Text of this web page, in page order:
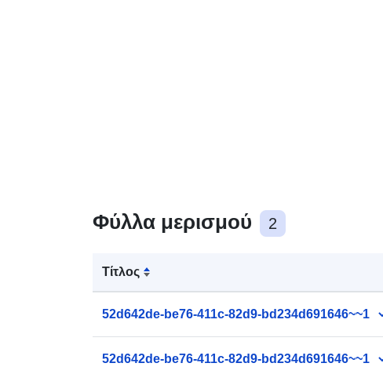
Φύλλα μερισμού 2
Τίτλος
52d642de-be76-411c-82d9-bd234d691646~~1
52d642de-be76-411c-82d9-bd234d691646~~1